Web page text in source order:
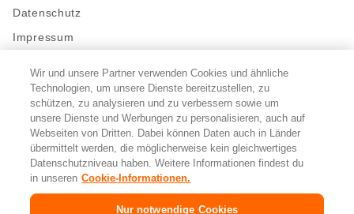
Datenschutz
Impressum
Bleibe mit uns in Kontakt
Facebook
https://twitter.com/migros
https://www.youtube.com/user/
PinterestInstagram
Cookie-Einstellungen
FR IT
Wir und unsere Partner verwenden Cookies und ähnliche
Technologien, um unsere Dienste bereitzustellen, zu
schützen, zu analysieren und zu verbessern sowie um
unsere Dienste und Werbungen zu personalisieren, auch auf
Webseiten von Dritten. Dabei können Daten auch in Länder
übermittelt werden, die möglicherweise kein gleichwertiges
Datenschutzniveau haben. Weitere Informationen findest du
in unseren Cookie-Informationen.
Nur notwendige Cookies